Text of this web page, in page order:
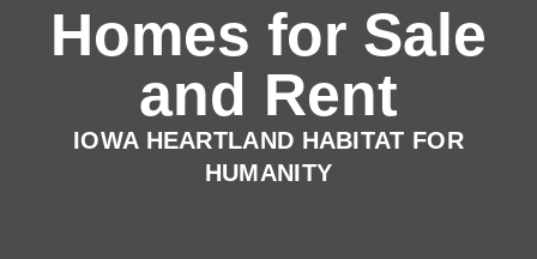
Homes for Sale
and Rent
IOWA HEARTLAND HABITAT FOR
HUMANITY